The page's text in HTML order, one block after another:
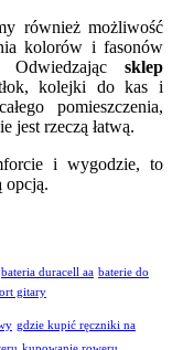
również możliwość
kolorów i fasonów
Odwiedzając sklep
kolejki do kas i
pomieszczenia,
jest rzeczą łatwą.
i wygodzie, to
opcją.
bateria duracell aa baterie do
gitary
gdzie kupić ręczniki na